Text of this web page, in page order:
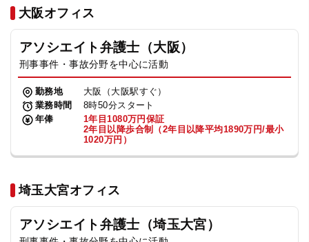
大阪オフィス
アソシエイト弁護士（大阪）
刑事事件・事故分野を中心に活動
勤務地
大阪（大阪駅すぐ）
業務時間
8時50分スタート
年俸
1年目1080万円保証
2年目以降歩合制（2年目以降平均1890万円/最小
1020万円）
埼玉大宮オフィス
アソシエイト弁護士（埼玉大宮）
法人グループ
プライバシーポリシー 利用規約
TikTok受賞 定義集 動画集